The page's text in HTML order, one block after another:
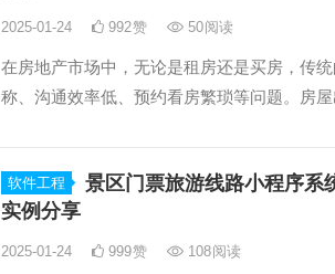
2025-01-24 992赞 50阅读
在房地产市场中，无论是租房还是买房，传
称、沟通效率低、预约看房繁琐等问题。房
软件工程
景区门票旅游线路小程序系
实例分享
2025-01-24 999赞 108阅读